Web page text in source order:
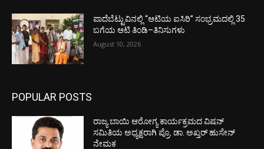
ಪಾದೆಬೆಟ್ಟುವಿನಲ್ಲಿ “ಆಟಿಯ ಐಸಿರಿ’’ ಸಂಭ್ರಮದಲ್ಲಿ 35
ಬಗೆಯ ಆಟಿ ತಿಂಡಿ–ತಿನಿಸುಗಳು
August 10, 2026
POPULAR POSTS
ರಾಜ್ಯ ಬಾಯಿ ಆರೋಗ್ಯ ಕಾರ್ಯಕ್ರಮದ ವಿಷನ್
ಸಮಿತಿಯ ಅಧ್ಯಕ್ಷರಾಗಿ ಪ್ರೊ. ಡಾ. ಅಖ್ತರ್ ಹುಸೇನ್
ನೇಮಕ